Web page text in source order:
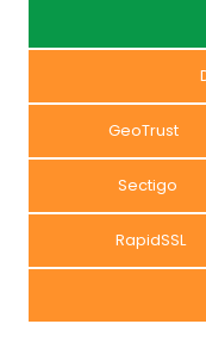
GeoTrust
Sectigo
RapidSSL